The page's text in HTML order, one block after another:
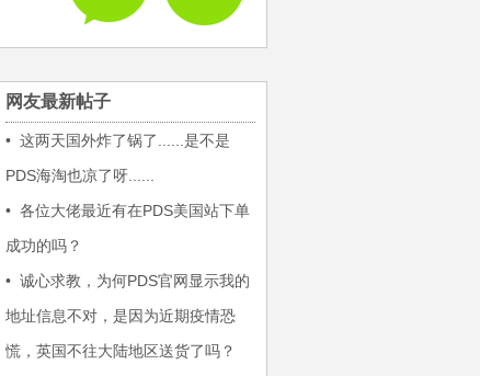
网友最新帖子
• 这两天国外炸了锅了......是不是
PDS海淘也凉了呀......
• 各位大佬最近有在PDS美国站下单
成功的吗？
• 诚心求教，为何PDS官网显示我的
地址信息不对，是因为近期疫情恐
慌，英国不往大陆地区送货了吗？